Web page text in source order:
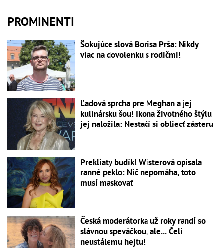
PROMINENTI
Šokujúce slová Borisa Prša: Nikdy
viac na dovolenku s rodičmi!
Ľadová sprcha pre Meghan a jej
kulinársku šou! Ikona životného štýlu
jej naložila: Nestačí si obliecť zásteru
Prekliaty budík! Wisterová opísala
ranné peklo: Nič nepomáha, toto
musí maskovať
Česká moderátorka už roky randí so
slávnou speváčkou, ale... Čelí
neustálemu hejtu!